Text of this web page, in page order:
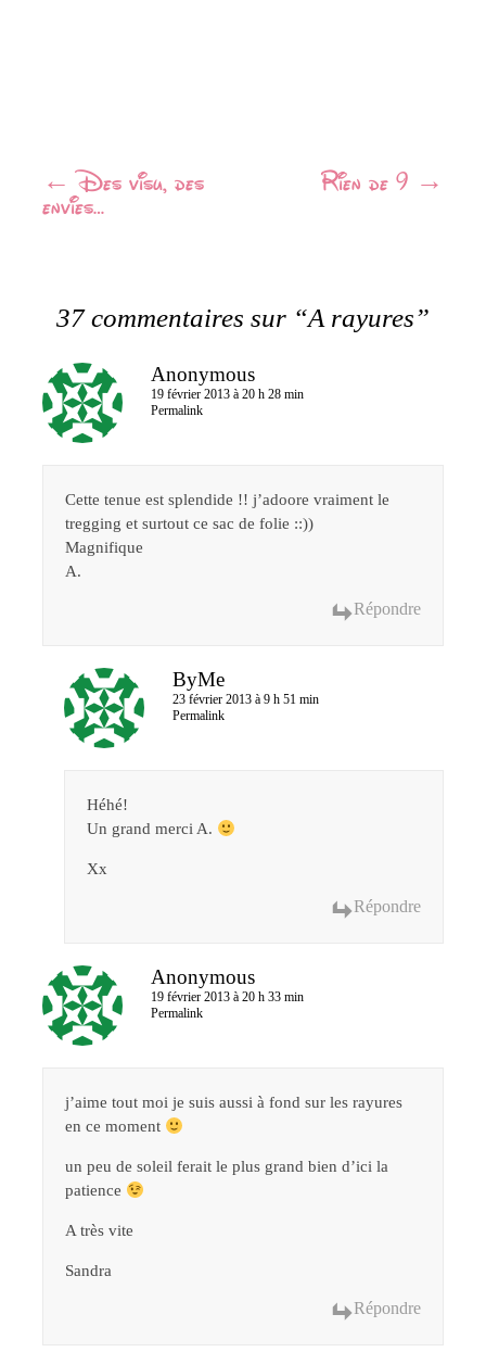
Navigation
Article
← Des visu, des
envies…
Rien de 9 →
37 commentaires sur “A rayures”
Anonymous
19 février 2013 à 20 h 28 min
Permalink
Cette tenue est splendide !! j’adoore vraiment le
tregging et surtout ce sac de folie ::))
Magnifique
A.
Répondre
ByMe
23 février 2013 à 9 h 51 min
Permalink
Héhé!
Un grand merci A.
Xx
Répondre
Anonymous
19 février 2013 à 20 h 33 min
Permalink
j’aime tout moi je suis aussi à fond sur les rayures
en ce moment
un peu de soleil ferait le plus grand bien d’ici la
patience
A très vite
Sandra
Répondre